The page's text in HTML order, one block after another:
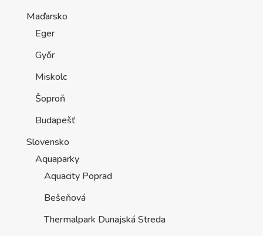
Maďarsko
Eger
Győr
Miskolc
Šoproň
Budapešť
Slovensko
Aquaparky
Aquacity Poprad
Bešeňová
Thermalpark Dunajská Streda